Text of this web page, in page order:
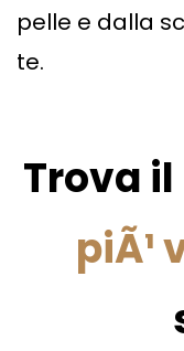
pelle e dalla
te.
Trova il
piÃ¹